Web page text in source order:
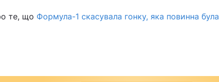
те, що Формула-1 скасувала гонку, яка повинна була